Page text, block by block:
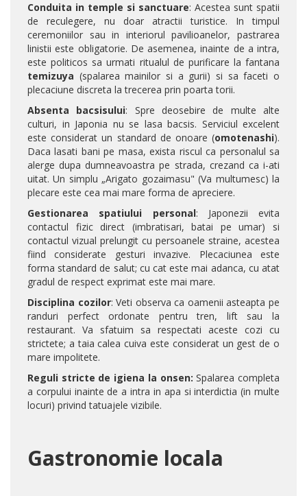
Conduita in temple si sanctuare: Acestea sunt spatii
de reculegere, nu doar atractii turistice. In timpul
ceremoniilor sau in interiorul pavilioanelor, pastrarea
linistii este obligatorie. De asemenea, inainte de a intra,
este politicos sa urmati ritualul de purificare la fantana
temizuya (spalarea mainilor si a gurii) si sa faceti o
plecaciune discreta la trecerea prin poarta torii.
Absenta bacsisului: Spre deosebire de multe alte
culturi, in Japonia nu se lasa bacsis. Serviciul excelent
este considerat un standard de onoare (omotenashi).
Daca lasati bani pe masa, exista riscul ca personalul sa
alerge dupa dumneavoastra pe strada, crezand ca i-ati
uitat. Un simplu „Arigato gozaimasu" (Va multumesc) la
plecare este cea mai mare forma de apreciere.
Gestionarea spatiului personal: Japonezii evita
contactul fizic direct (imbratisari, batai pe umar) si
contactul vizual prelungit cu persoanele straine, acestea
fiind considerate gesturi invazive. Plecaciunea este
forma standard de salut; cu cat este mai adanca, cu atat
gradul de respect exprimat este mai mare.
Disciplina cozilor: Veti observa ca oamenii asteapta pe
randuri perfect ordonate pentru tren, lift sau la
restaurant. Va sfatuim sa respectati aceste cozi cu
strictete; a taia calea cuiva este considerat un gest de o
mare impolitete.
Reguli stricte de igiena la onsen: Spalarea completa
a corpului inainte de a intra in apa si interdictia (in multe
locuri) privind tatuajele vizibile.
Gastronomie locala